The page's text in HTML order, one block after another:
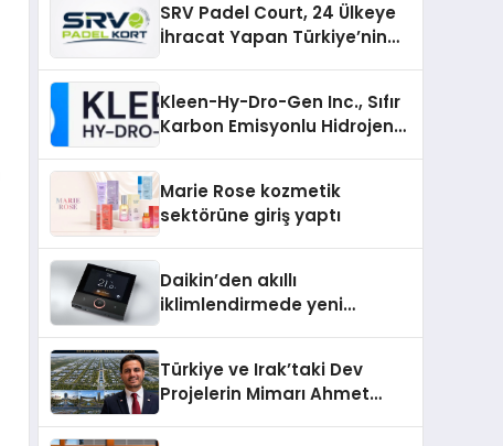
SRV Padel Court, 24 Ülkeye
İhracat Yapan Türkiye’nin
Kleen-Hy-Dro-Gen Inc., Sıfır
Karbon Emisyonlu Hidrojen
Aldı
Marie Rose kozmetik
sektörüne giriş yaptı
Daikin’den akıllı
iklimlendirmede yeni
Türkiye ve Irak’taki Dev
Projelerin Mimarı Ahmet